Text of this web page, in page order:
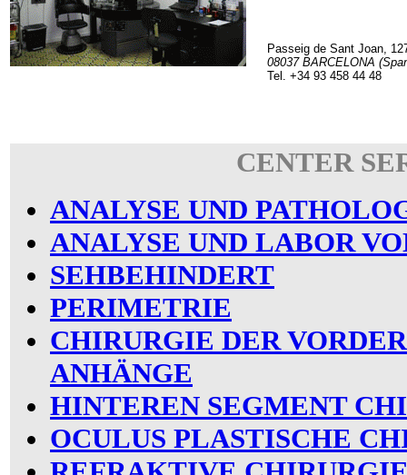
Passeig de Sant Joan,
08037 BARCELONA
Tel. +34 93 458 44 48
CENTER
ANALYSE UND
ANALYSE UND LABOR
SEHBEHINDERT
PERIMETRIE
CHIRURGIE DER
ANHÄNGE
HINTEREN SEGMENT
OCULUS PLASTISCHE